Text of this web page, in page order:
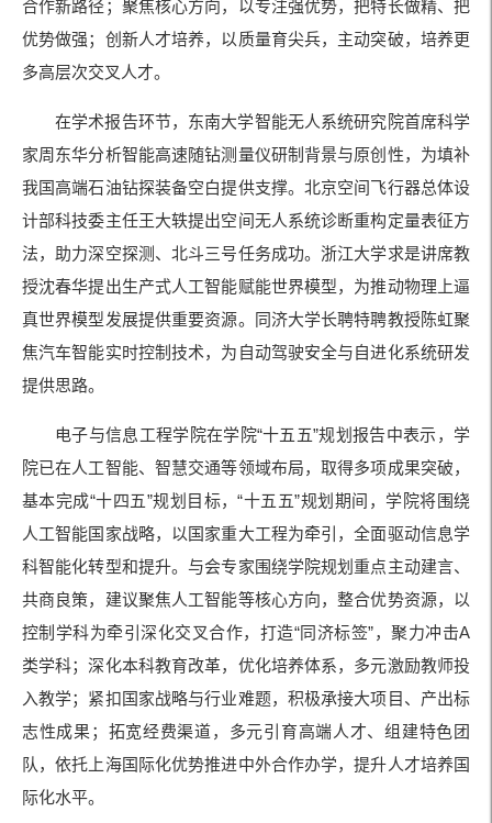
合作新路径；聚焦核心方向，以专注强优势，把特长做精、把
优势做强；创新人才培养，以质量育尖兵，主动突破，培养更
多高层次交叉人才。
在学术报告环节，东南大学智能无人系统研究院首席科学
家周东华分析智能高速随钻测量仪研制背景与原创性，为填补
我国高端石油钻探装备空白提供支撑。北京空间飞行器总体设
计部科技委主任王大轶提出空间无人系统诊断重构定量表征方
法，助力深空探测、北斗三号任务成功。浙江大学求是讲席教
授沈春华提出生产式人工智能赋能世界模型，为推动物理上逼
真世界模型发展提供重要资源。同济大学长聘特聘教授陈虹聚
焦汽车智能实时控制技术，为自动驾驶安全与自进化系统研发
提供思路。
电子与信息工程学院在学院“十五五”规划报告中表示，学
院已在人工智能、智慧交通等领域布局，取得多项成果突破，
基本完成“十四五”规划目标，“十五五”规划期间，学院将围绕
人工智能国家战略，以国家重大工程为牵引，全面驱动信息学
科智能化转型和提升。与会专家围绕学院规划重点主动建言、
共商良策，建议聚焦人工智能等核心方向，整合优势资源，以
控制学科为牵引深化交叉合作，打造“同济标签”，聚力冲击A
类学科；深化本科教育改革，优化培养体系，多元激励教师投
入教学；紧扣国家战略与行业难题，积极承接大项目、产出标
志性成果；拓宽经费渠道，多元引育高端人才、组建特色团
队，依托上海国际化优势推进中外合作办学，提升人才培养国
际化水平。